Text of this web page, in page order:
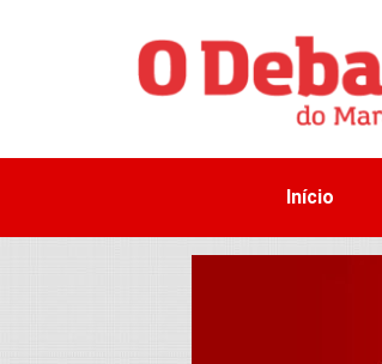
Início